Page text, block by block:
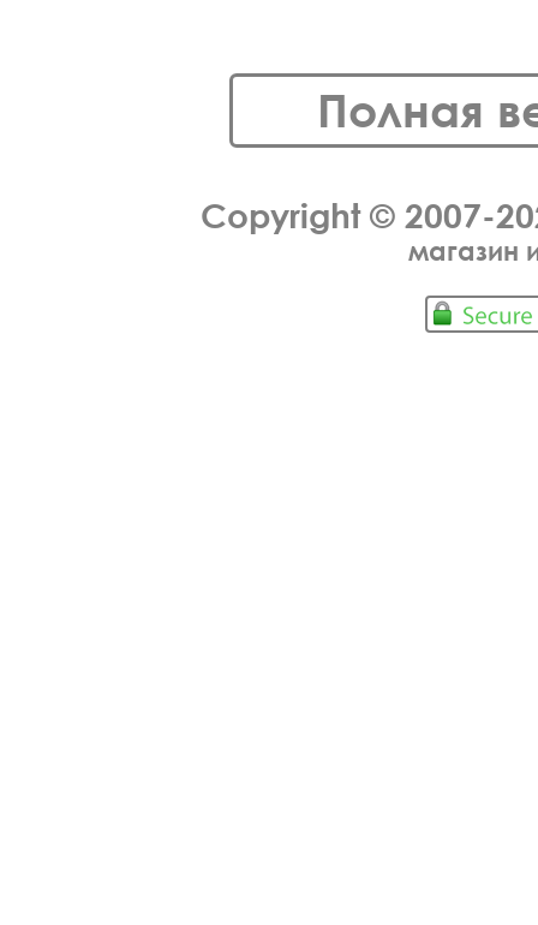
Полная
Copyright © 2007-
магазин